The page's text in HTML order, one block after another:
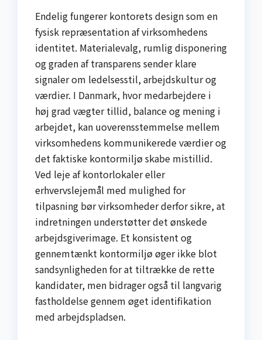
Endelig fungerer kontorets design som en
fysisk repræsentation af virksomhedens
identitet. Materialevalg, rumlig disponering
og graden af transparens sender klare
signaler om ledelsesstil, arbejdskultur og
værdier. I Danmark, hvor medarbejdere i
høj grad vægter tillid, balance og mening i
arbejdet, kan uoverensstemmelse mellem
virksomhedens kommunikerede værdier og
det faktiske kontormiljø skabe mistillid.
Ved leje af kontorlokaler eller
erhvervslejemål med mulighed for
tilpasning bør virksomheder derfor sikre, at
indretningen understøtter det ønskede
arbejdsgiverimage. Et konsistent og
gennemtænkt kontormiljø øger ikke blot
sandsynligheden for at tiltrække de rette
kandidater, men bidrager også til langvarig
fastholdelse gennem øget identifikation
med arbejdspladsen.